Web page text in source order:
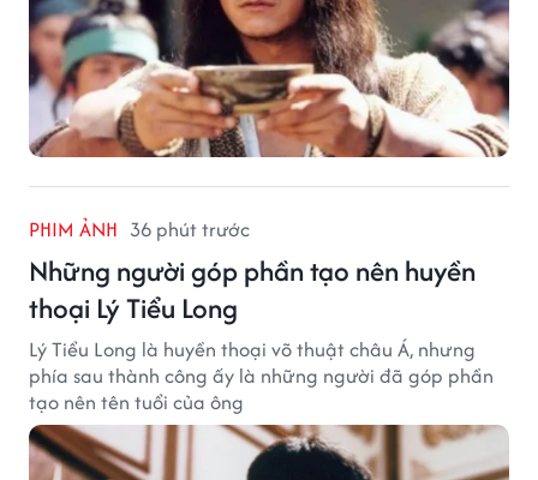
PHIM ẢNH 36 phút trước
Những người góp phần tạo nên huyền
thoại Lý Tiểu Long
Lý Tiểu Long là huyền thoại võ thuật châu Á, nhưng
phía sau thành công ấy là những người đã góp phần
tạo nên tên tuổi của ông